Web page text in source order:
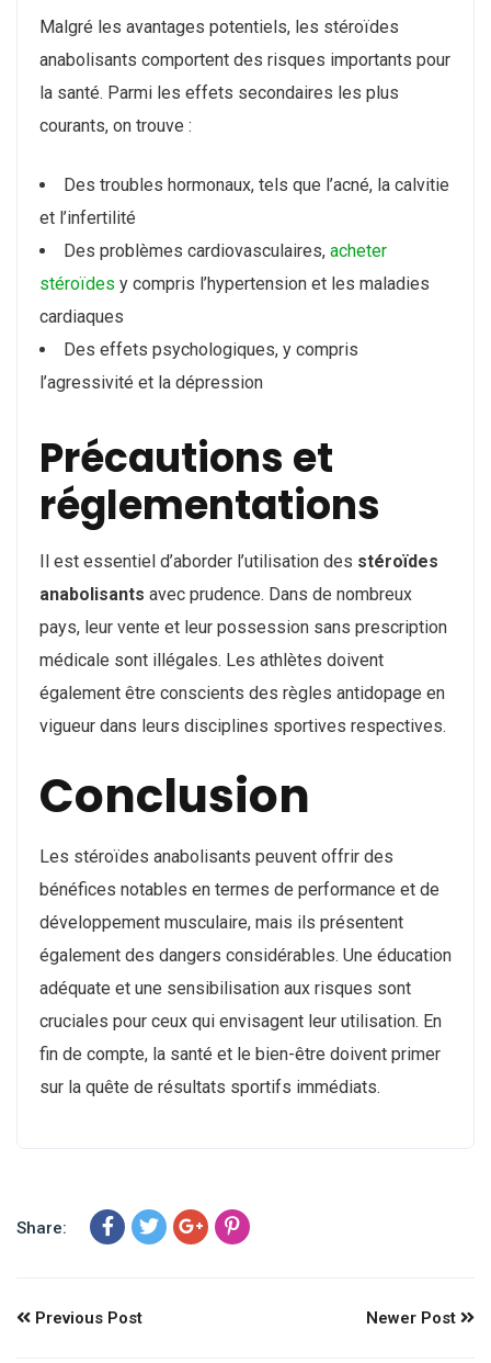
Malgré les avantages potentiels, les stéroïdes
anabolisants comportent des risques importants pour
la santé. Parmi les effets secondaires les plus
courants, on trouve :
Des troubles hormonaux, tels que l’acné, la calvitie
et l’infertilité
Des problèmes cardiovasculaires, acheter
stéroïdes y compris l’hypertension et les maladies
cardiaques
Des effets psychologiques, y compris
l’agressivité et la dépression
Précautions et
réglementations
Il est essentiel d’aborder l’utilisation des stéroïdes
anabolisants avec prudence. Dans de nombreux
pays, leur vente et leur possession sans prescription
médicale sont illégales. Les athlètes doivent
également être conscients des règles antidopage en
vigueur dans leurs disciplines sportives respectives.
Conclusion
Les stéroïdes anabolisants peuvent offrir des
bénéfices notables en termes de performance et de
développement musculaire, mais ils présentent
également des dangers considérables. Une éducation
adéquate et une sensibilisation aux risques sont
cruciales pour ceux qui envisagent leur utilisation. En
fin de compte, la santé et le bien-être doivent primer
sur la quête de résultats sportifs immédiats.
Share:
Previous Post Newer Post